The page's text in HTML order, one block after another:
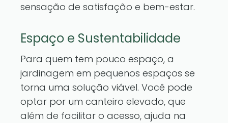
sensação de satisfação e bem-estar.
Espaço e Sustentabilidade
Para quem tem pouco espaço, a
jardinagem em pequenos espaços se
torna uma solução viável. Você pode
optar por um canteiro elevado, que
além de facilitar o acesso, ajuda na